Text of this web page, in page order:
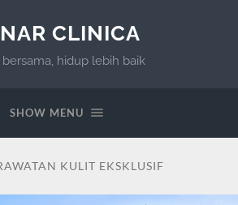
CLINICA
hidup lebih baik
SHOW MENU
KULIT EKSKLUSIF